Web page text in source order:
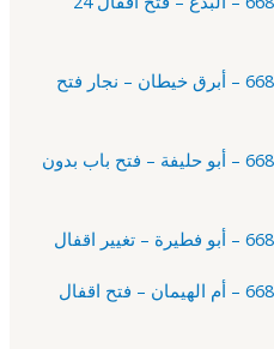
فتح أقفال الكويت 66897757 – أبرق خيطان – نجار فتح
فتح أقفال الكويت 66897757 – أبو حليفة – فتح باب بدون